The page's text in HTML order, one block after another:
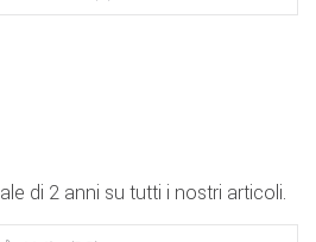
di 2 anni su tutti i nostri articoli.